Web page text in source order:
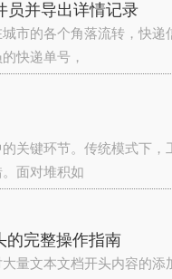
员并导出详情记录
市的各个角落流转，快
快递单号，
关键环节。传统模式下
面对堆积如
的完整操作指南
量文本文档开头内容的